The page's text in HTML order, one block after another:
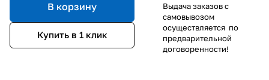
В корзину
Купить в 1 клик
Выдача заказов с
самовывозом
осуществляется по
предварительной
договоренности!